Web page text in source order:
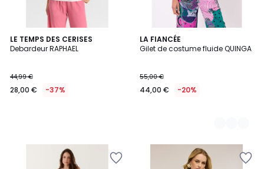
LE TEMPS DES CERISES
Debardeur RAPHAEL
44,99 €
28,00 € -37%
LA FIANCÉE
Gilet de costume fluide QUINGA
55,00 €
44,00 € -20%
2
Couleurs